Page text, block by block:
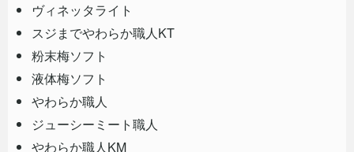
ヴィネッタライト
スジまでやわらか職人KT
粉末梅ソフト
液体梅ソフト
やわらか職人
ジューシーミート職人
やわらか職人KM